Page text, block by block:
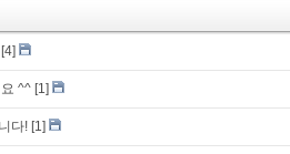
[4]
^^ [1]
다! [1]